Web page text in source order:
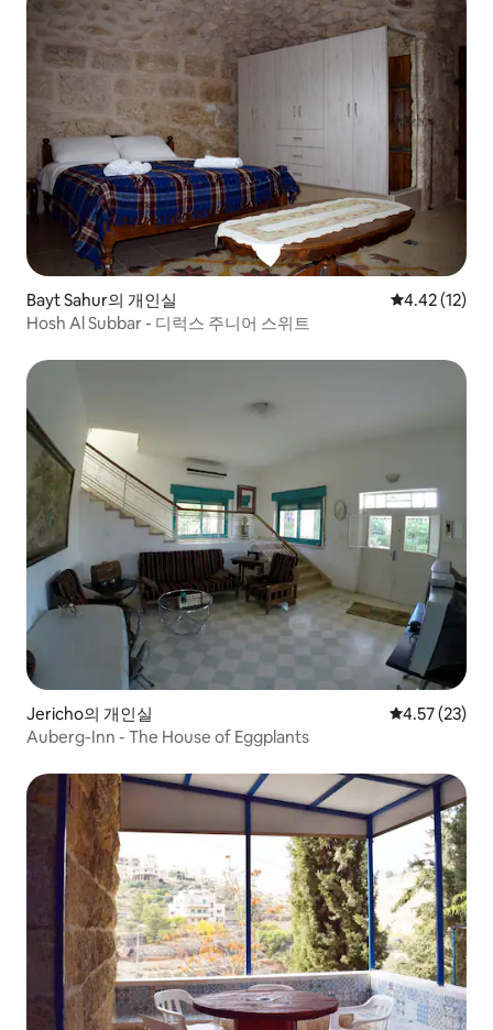
Bayt Sahur의 개인실 평점 4.42점
4.42 (12)
Hosh Al Subbar - 디럭스 주니어 스위트
Jericho의 개인실 평점 4.57점
4.57 (23)
Auberg-Inn - The House of Eggplants